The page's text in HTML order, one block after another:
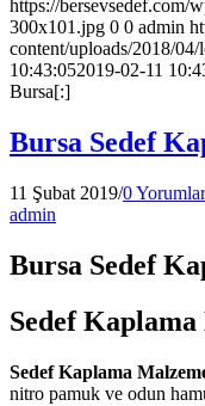
https://bersevsedef.com/
300x101.jpg 0 0 admin
content/uploads/2018/
10:43:052019-02-11
Bursa[:]
Bursa Sedef
11 Şubat 2019/0 Yorumlar
admin
Bursa Sedef
Sedef
Sedef Kaplama
nitro pamuk ve odun